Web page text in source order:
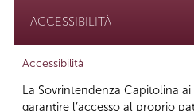
ACCESSIBILITÀ
Accessibilità
La Sovrintendenza Capitolina
garantire l’accesso al proprio